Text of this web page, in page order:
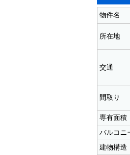
物件名
所在地
交通
間取り
専有面積
バルコニ
建物構造